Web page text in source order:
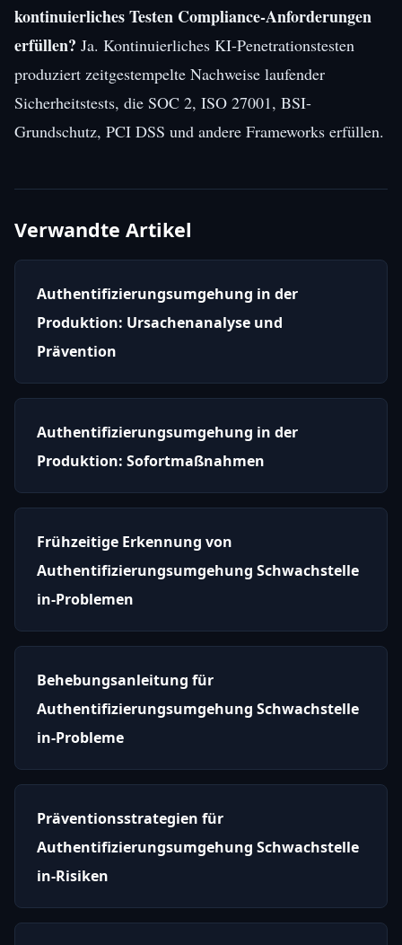
kontinuierliches Testen Compliance-Anforderungen
erfüllen? Ja. Kontinuierliches KI-Penetrationstesten
produziert zeitgestempelte Nachweise laufender
Sicherheitstests, die SOC 2, ISO 27001, BSI-
Grundschutz, PCI DSS und andere Frameworks erfüllen.
Verwandte Artikel
Authentifizierungsumgehung in der
Produktion: Ursachenanalyse und
Prävention
Authentifizierungsumgehung in der
Produktion: Sofortmaßnahmen
Frühzeitige Erkennung von
Authentifizierungsumgehung Schwachstelle
in-Problemen
Behebungsanleitung für
Authentifizierungsumgehung Schwachstelle
in-Probleme
Präventionsstrategien für
Authentifizierungsumgehung Schwachstelle
in-Risiken